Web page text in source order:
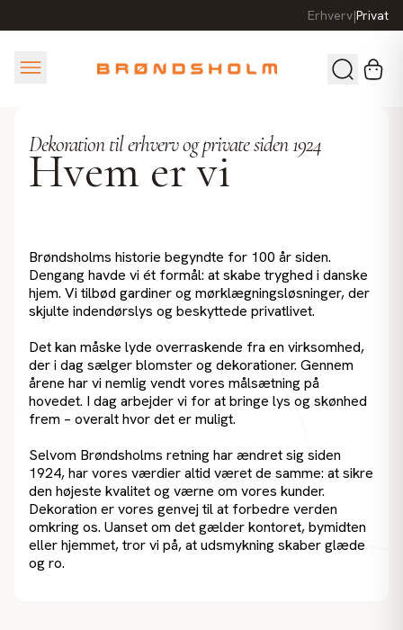
Erhverv|Privat
Dekoration til erhverv og private siden 1924
Hvem er vi
Brøndsholms historie begyndte for 100 år siden.
Dengang havde vi ét formål: at skabe tryghed i danske
hjem. Vi tilbød gardiner og mørklægningsløsninger, der
skjulte indendørslys og beskyttede privatlivet.
Det kan måske lyde overraskende fra en virksomhed,
der i dag sælger blomster og dekorationer. Gennem
årene har vi nemlig vendt vores målsætning på
hovedet. I dag arbejder vi for at bringe lys og skønhed
frem – overalt hvor det er muligt.
Selvom Brøndsholms retning har ændret sig siden
1924, har vores værdier altid været de samme: at sikre
den højeste kvalitet og værne om vores kunder.
Dekoration er vores genvej til at forbedre verden
omkring os. Uanset om det gælder kontoret, bymidten
eller hjemmet, tror vi på, at udsmykning skaber glæde
og ro.